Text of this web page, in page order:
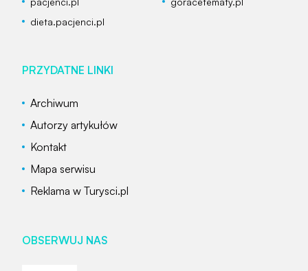
dieta.pacjenci.pl
PRZYDATNE LINKI
Archiwum
Autorzy artykułów
Kontakt
Mapa serwisu
Reklama w Turysci.pl
OBSERWUJ NAS